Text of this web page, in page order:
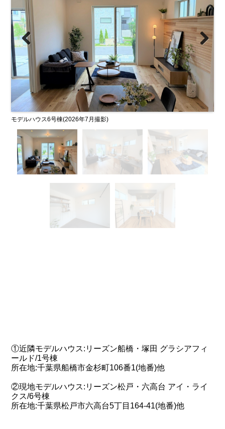
モデルハウス6号棟(2026年7月撮影)
Previous Next
①近隣モデルハウス:リーズン船橋・塚田 グラシアフィ
ールド/1号棟
所在地:千葉県船橋市金杉町106番1(地番)他
②現地モデルハウス:リーズン松戸・六高台 アイ・ライ
クス/6号棟
所在地:千葉県松戸市六高台5丁目164-41(地番)他